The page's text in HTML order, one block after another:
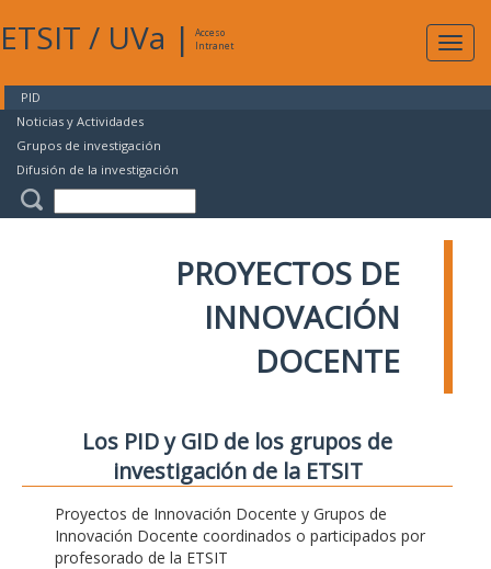
ETSIT / UVa |
Acceso
Intranet
PID
Noticias y Actividades
Grupos de investigación
Difusión de la investigación
PROYECTOS DE
INNOVACIÓN
DOCENTE
Los PID y GID de los grupos de
investigación de la ETSIT
Proyectos de Innovación Docente y Grupos de
Innovación Docente coordinados o participados por
profesorado de la ETSIT